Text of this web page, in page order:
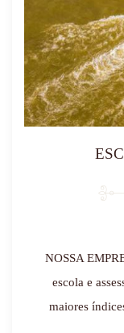
NOSSA
escola e
maiores